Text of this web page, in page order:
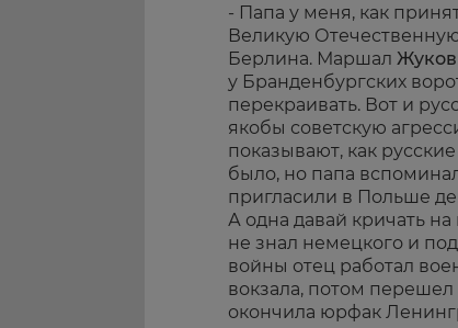
- Папа у меня, как
Великую
Берлина. Маршал Жуков
у Бранденбургских
перекраивать. Вот и
якобы советскую
показывают, как
было, но папа
пригласили в Польше
А одна давай кричать
не знал немецкого и
войны отец работал
вокзала, потом
окончила юрфак